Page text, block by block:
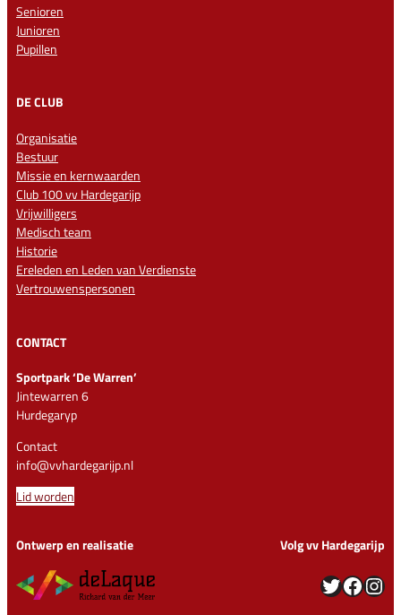
Senioren
Junioren
Pupillen
DE CLUB
Organisatie
Bestuur
Missie en kernwaarden
Club 100 vv Hardegarijp
Vrijwilligers
Medisch team
Historie
Ereleden en Leden van Verdienste
Vertrouwenspersonen
CONTACT
Sportpark ‘De Warren’
Jintewarren 6
Hurdegaryp
Contact
info@vvhardegarijp.nl
Lid worden
Ontwerp en realisatie Volg vv Hardegarijp
Twitter Facebook Instagram